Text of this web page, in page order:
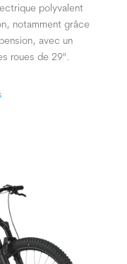
polyvalent
notamment grâce
avec un
roues de 29".